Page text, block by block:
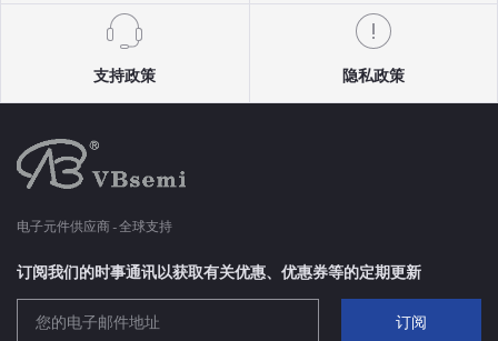
支持政策 隐私政策
电子元件供应商 - 全球支持
订阅我们的时事通讯以获取有关优惠、优惠券等的定期更新
订阅